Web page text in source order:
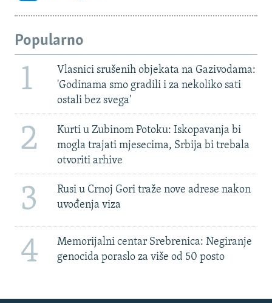
Popularno
1
Vlasnici srušenih objekata na Gazivodama:
'Godinama smo gradili i za nekoliko sati
ostali bez svega'
2
Kurti u Zubinom Potoku: Iskopavanja bi
mogla trajati mjesecima, Srbija bi trebala
otvoriti arhive
3
Rusi u Crnoj Gori traže nove adrese nakon
uvođenja viza
4
Memorijalni centar Srebrenica: Negiranje
genocida poraslo za više od 50 posto